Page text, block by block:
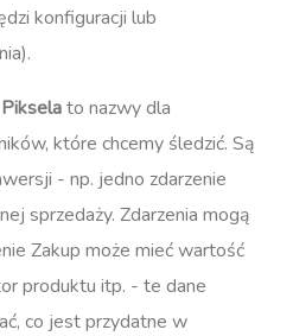
konfiguracji lub
to nazwy dla
które chcemy śledzić. Są
- np. jedno zdarzenie
sprzedaży. Zdarzenia mogą
Zakup może mieć wartość
produktu itp. - te dane
co jest przydatne w